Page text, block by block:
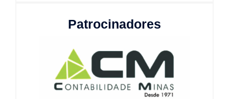
Patrocinadores